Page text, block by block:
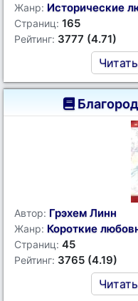
Жанр: Исторические
Страниц: 165
Рейтинг: 3777 (4.71)
Читать
Автор: Грэхем Линн
Жанр: Короткие
Страниц: 45
Рейтинг: 3765 (4.19)
Читать